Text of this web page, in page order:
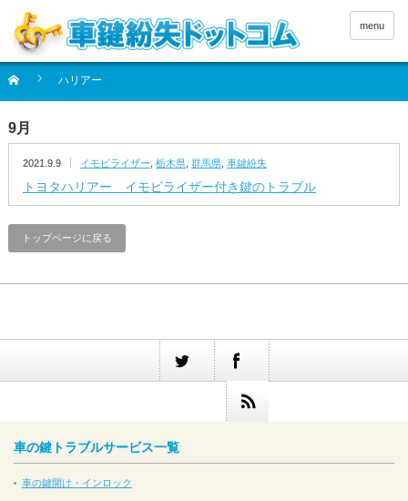
menu
ハリアー
9月
2021.9.9 イモビライザー 栃木県, 群馬県, 車鍵紛失
トヨタハリアー イモビライザー付き鍵のトラブル
トップページに戻る
車の鍵トラブルサービス一覧
車の鍵開け・インロック